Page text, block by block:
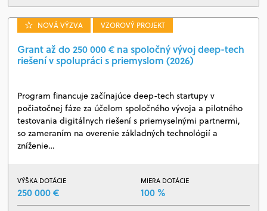
NOVÁ VÝZVA VZOROVÝ PROJEKT
Grant až do 250 000 € na spoločný vývoj deep-tech
riešení v spolupráci s priemyslom (2026)
Program financuje začínajúce deep-tech startupy v
počiatočnej fáze za účelom spoločného vývoja a pilotného
testovania digitálnych riešení s priemyselnými partnermi,
so zameraním na overenie základných technológií a
zníženie…
VÝŠKA DOTÁCIE
250 000 €
MIERA DOTÁCIE
100 %